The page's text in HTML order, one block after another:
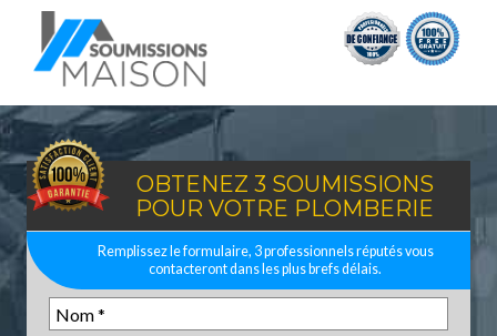
OBTENEZ 3 SOUMISSIONS
POUR VOTRE PLOMBERIE
Remplissez le formulaire, 3 professionnels réputés vous
contacteront dans les plus brefs délais.